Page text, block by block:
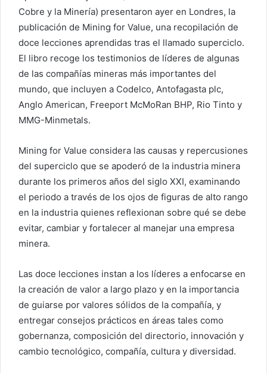
Cobre y la Minería) presentaron ayer en Londres, la
publicación de Mining for Value, una recopilación de
doce lecciones aprendidas tras el llamado superciclo.
El libro recoge los testimonios de líderes de algunas
de las compañías mineras más importantes del
mundo, que incluyen a Codelco, Antofagasta plc,
Anglo American, Freeport McMoRan BHP, Rio Tinto y
MMG-Minmetals.
Mining for Value considera las causas y repercusiones
del superciclo que se apoderó de la industria minera
durante los primeros años del siglo XXI, examinando
el periodo a través de los ojos de figuras de alto rango
en la industria quienes reflexionan sobre qué se debe
evitar, cambiar y fortalecer al manejar una empresa
minera.
Las doce lecciones instan a los líderes a enfocarse en
la creación de valor a largo plazo y en la importancia
de guiarse por valores sólidos de la compañía, y
entregar consejos prácticos en áreas tales como
gobernanza, composición del directorio, innovación y
cambio tecnológico, compañía, cultura y diversidad.